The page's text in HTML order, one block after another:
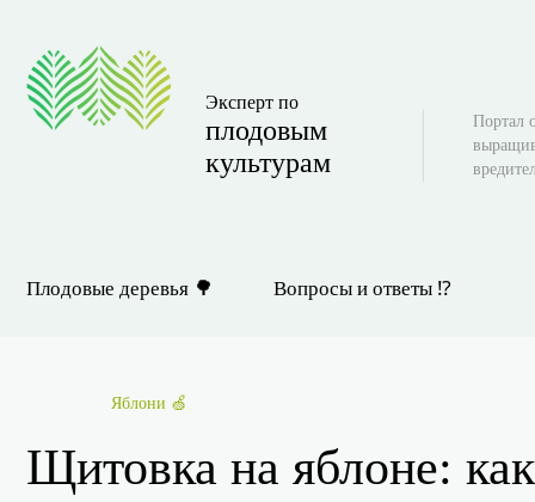
Эксперт по
плодовым
культурам
Портал
Плодовые деревья 🌳 Вопросы и ответы ⁉
Яблони 🍏
Щитовка на яблоне: